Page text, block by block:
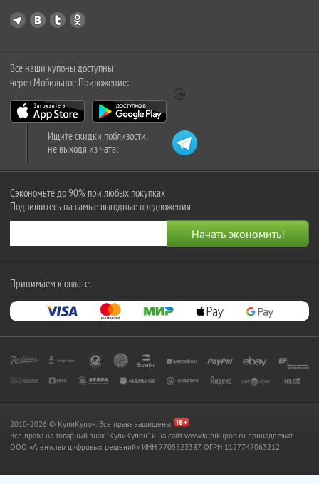
Все наши купоны доступны
через Мобильное Приложение:
Ищите скидки поблизости,
не выходя из чата:
Сэкономьте до 90% при любых покупках
Подпишитесь на самые выгодные предложения
Принимаем к оплате:
2010-2026 © КупиКупон. Все права защищены.
Все права на товарный знак "КупиКупон" и на сайт www.kupikupon.ru принадлежат
OOO «Агентство цифровых решений» ИНН 7705523387, ОГРН 1127747063212